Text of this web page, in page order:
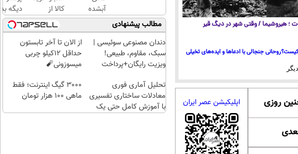
ششم اوت ؛ هیروشیما / وقتی شهر در دیگ قیر
جنجالی با ادعاها و ایده‌های تخیلی
اپلیکیشن عصر ایران
🧨
آبشده
حتی با
۱۰۰هزارتومان
کالا از
طلاسی(بدون
ضامن، بدون
بهره)
دیگه
طلا با
بی‌بهره
مطالب پیشنهادی
دندان مصنوعی سوئیسی |
سبک، مقاوم، طبیعی!
ویزیت رایگان+پرداخت
از الان تا آخر تابستون
حداقل 12کیلو چربی
میسوزونی🧨
تحلیل آماری فوری
معادلات ساختاری تفسیری
با آموزش کامل حتی یک
3000 گیگ اینترنت؛ فقط
ماهی 100 هزار تومان